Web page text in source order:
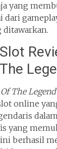
yang
dari
ditawarkan.
The Legend
online
yang
berhasil